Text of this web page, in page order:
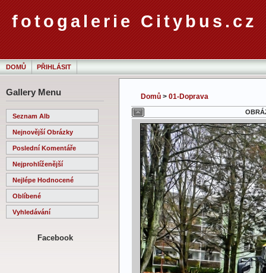
fotogalerie Citybus.cz
DOMŮ PŘIHLÁSIT
Gallery Menu
Seznam Alb
Nejnovější Obrázky
Poslední Komentáře
Nejprohlíženější
Nejlépe Hodnocené
Oblíbené
Vyhledávání
Facebook
Domů > 01-Doprava